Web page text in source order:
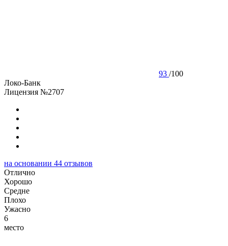
93 /100
Локо-Банк
Лицензия №2707
на основании 44 отзывов
Отлично
Хорошо
Cредне
Плохо
Ужасно
6
место